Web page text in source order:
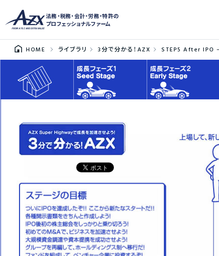
法務・税務・会計・労務・特許の
プロフェッショナルファーム
HOME ライブラリ 3分で分かる！AZX STEP5 After IPO